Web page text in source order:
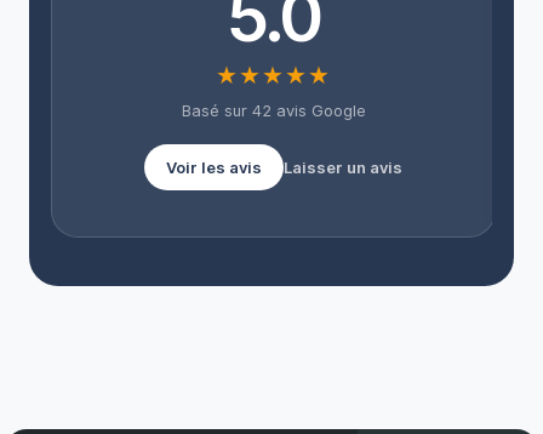
★★★★★
Basé sur 42 avis Google
Voir les avis Laisser un avis